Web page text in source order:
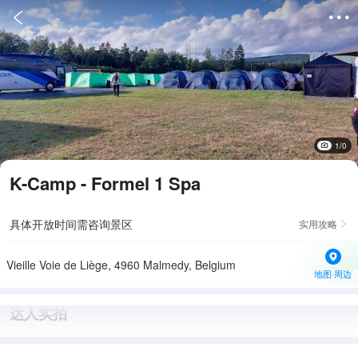
 
1/0
K-Camp - Formel 1 Spa
具体开放时间需咨询景区 实用攻略 
Vieille Voie de Liège, 4960 Malmedy, Belgium
地图·周边
达人实拍